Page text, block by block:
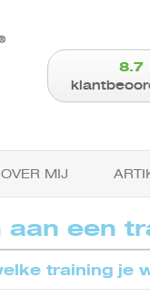
8.7
OVER MIJ
aan een
training je